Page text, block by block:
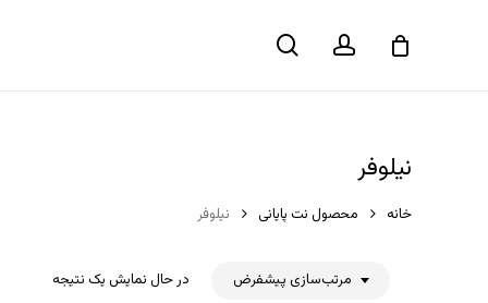
جستجوحساب
کاربری سبد خرید
نیلوفر
خانه محصول نت پایانی نیلوفر
در حال نمایش یک نتیجه مرتب‌سازی پیشفرض